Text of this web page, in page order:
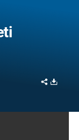
Share